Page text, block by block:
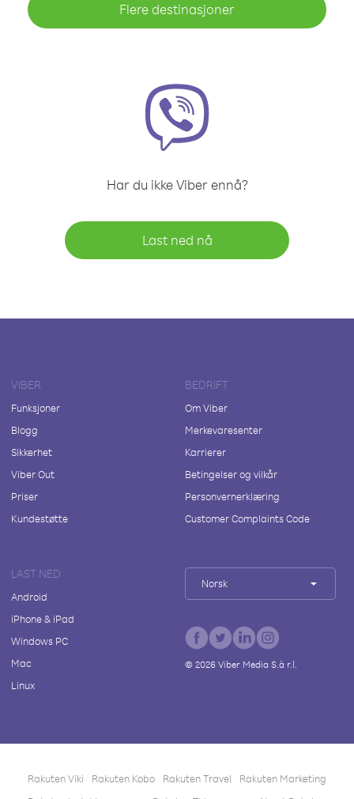
Flere destinasjoner
Har du ikke Viber ennå?
Last ned nå
VIBER
Funksjoner
Blogg
Sikkerhet
Viber Out
Priser
Kundestøtte
BEDRIFT
Om Viber
Merkevaresenter
Karrierer
Betingelser og vilkår
Personvernerklæring
Customer Complaints Code
LAST NED
Android
iPhone & iPad
Windows PC
Mac
Linux
Norsk
© 2026Viber Media S.à r.l.
Rakuten Viki Rakuten Kobo Rakuten Travel
Rakuten Marketing